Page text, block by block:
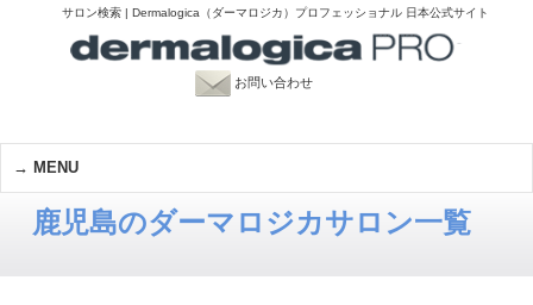
サロン検索 | Dermalogica（ダーマロジカ）プロフェッショナル 日本公式サイト
お問い合わせ
MENU
鹿児島のダーマロジカサロン一覧